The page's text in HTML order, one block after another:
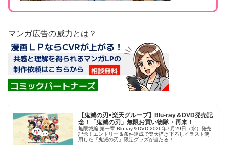
マンガ広告の威力とは？
【鬼滅の刃×楽天グループ】Blu-ray＆DVD発売記
念！「鬼滅の刃」無限お買い物隊・再来！
無限城編 第一章 Blu-ray＆DVD 2026年7月29日（水）発売
記念！エントリー＆条件達成で楽天描き下ろしイラスト使
用した『鬼滅の刃』限定グッズが当たる！